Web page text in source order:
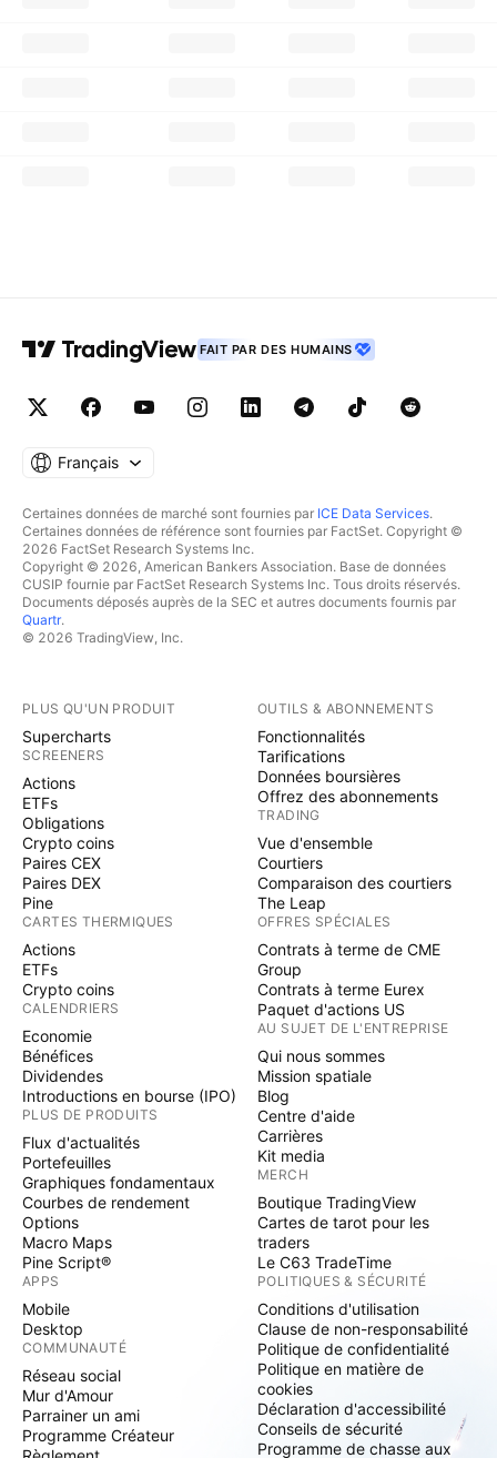
FAIT PAR DES HUMAINS
Français
Certaines données de marché sont fournies par ICE Data Services.
Certaines données de référence sont fournies par FactSet. Copyright ©
2026 FactSet Research Systems Inc.
Copyright © 2026, American Bankers Association. Base de données
CUSIP fournie par FactSet Research Systems Inc. Tous droits réservés.
Documents déposés auprès de la SEC et autres documents fournis par
Quartr.
© 2026 TradingView, Inc.
PLUS QU'UN PRODUIT
Supercharts
SCREENERS
Actions
ETFs
Obligations
Crypto coins
Paires CEX
Paires DEX
Pine
CARTES THERMIQUES
Actions
ETFs
Crypto coins
CALENDRIERS
Economie
Bénéfices
Dividendes
Introductions en bourse (IPO)
PLUS DE PRODUITS
Flux d'actualités
Portefeuilles
Graphiques fondamentaux
Courbes de rendement
Options
Macro Maps
Pine Script®
APPS
Mobile
Desktop
COMMUNAUTÉ
Réseau social
Mur d'Amour
Parrainer un ami
Programme Créateur
OUTILS & ABONNEMENTS
Fonctionnalités
Tarifications
Données boursières
Offrez des abonnements
TRADING
Vue d'ensemble
Courtiers
Comparaison des courtiers
The Leap
OFFRES SPÉCIALES
Contrats à terme de CME
Group
Contrats à terme Eurex
Paquet d'actions US
AU SUJET DE L'ENTREPRISE
Qui nous sommes
Mission spatiale
Blog
Centre d'aide
Carrières
Kit media
MERCH
Boutique TradingView
Cartes de tarot pour les
traders
Le C63 TradeTime
POLITIQUES & SÉCURITÉ
Conditions d'utilisation
Clause de non-responsabilité
Politique de confidentialité
Politique en matière de
cookies
Déclaration d'accessibilité
Conseils de sécurité
Programme de chasse aux